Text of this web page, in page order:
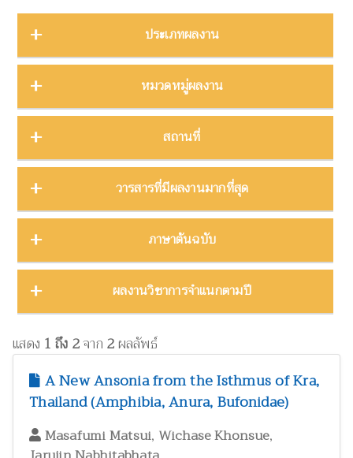
แสดง 1 ถึง 2จาก 2ผลลัพธ์
A New Ansonia from the Isthmus of Kra,
Thailand (Amphibia, Anura, Bufonidae)
Masafumi Matsui, Wichase Khonsue,
ประเภทผลงาน
การนำเสนองานประชุมวิชาการ
ต้นฉบับ
1
บทความ
บทความในหนังสือ
บทคัดย่องานประชุมวิชาการ
23
โปสเตอร์งานประชุมวิชาการ
รายงาน
30
รายงานการวิจัย
วิทยานิพนธ์
17
หนังสือ
หมวดหมู่ผลงาน
การจัดการความรู้
การจัดการพิพิธภัณฑ์
8
การศึกษาพิพิธภัณฑ์
ด้านสังคมศาสตร์
ทรัพยากรธรรมชาติ โลก และสิ่งแวดล้อม
24
เทคโนโลยีและวิศวกรรมศาสตร์
ประวัติวิทยาศาสตร์
พฤกษศาสตร์และผลิตภัณฑ์จากพืช
พิพิธภัณฑ์ศึกษา
มรดกวัฒนธรรม
สถานที่
ภาคกลาง
ภาคตะวันตก
11
ภาคตะวันออก
ภาคเหนือ
วารสารที่มีผลงานมากที่สุด
Zootaxa
12
ZooKeys
Far Eastern Entomologist
8
วารสารวนศาสตร์
ภาษาต้นฉบับ
ผลงานภาษาต่างประเทศ
ผลงานภาษาไทย
130
ผลงานวิชาการจำแนกตามปี
2025
2024
2023
2022